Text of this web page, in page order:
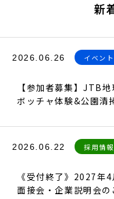
新
2026.06.26 イベン
【参加者募集】JTB
ボッチャ体験&公園清
2026.06.22 採用情報
《受付終了》2027年
面接会・企業説明会の